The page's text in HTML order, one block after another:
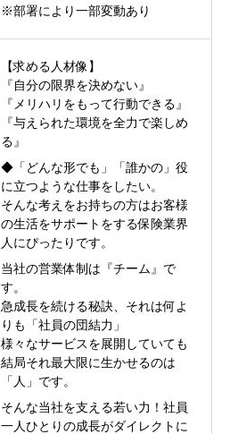
※部署により一部変動あり
【求める人材像】
『自分の限界を決めない』
『メリハリをもって行動できる』
『与えられた環境を全力で楽しめ
る』
◆「どんな形でも」「誰かの」役
に立つような仕事をしたい。
そんな考えをお持ちの方はお客様
の生活をサポートをする保険業界
人にぴったりです。
当社の営業体制は『チーム』で
す。
急成長を続ける秘訣、それは何よ
りも「社員の団結力」
様々なサービスを展開していても
結局それ最大限に生かせるのは
「人」です。
そんな当社を支える若い力！社員
一人ひとりの成長がダイレクトに